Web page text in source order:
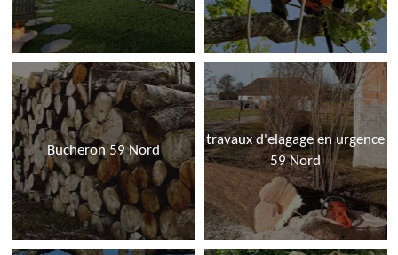
Bucheron 59 Nord
travaux d'elagage en urgence
59 Nord